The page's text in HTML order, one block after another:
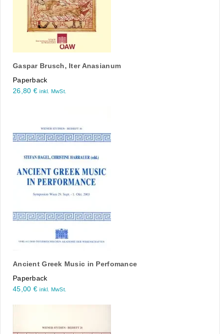
Gaspar Brusch, Iter Anasianum
Paperback
26,80 € inkl. MwSt.
Ancient Greek Music in Perfomance
Paperback
45,00 € inkl. MwSt.